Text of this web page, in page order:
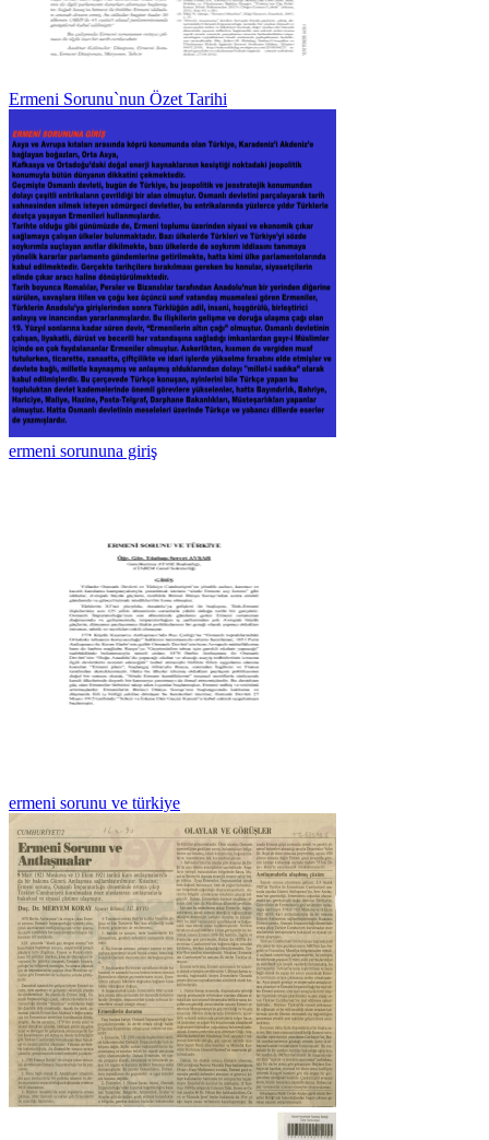
Ermeni Sorunu`nun Özet Tarihi
ermeni sorununa giriş
ermeni sorunu ve türkiye